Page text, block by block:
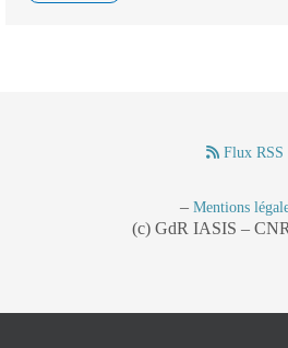
Flux RSS
– Mentions
(c) GdR IASIS –